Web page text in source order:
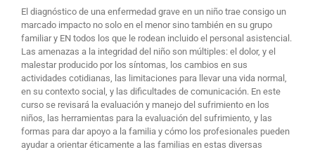
El diagnóstico de una enfermedad grave en un niño trae consigo un
marcado impacto no solo en el menor sino también en su grupo
familiar y EN todos los que le rodean incluido el personal asistencial.
Las amenazas a la integridad del niño son múltiples: el dolor, y el
malestar producido por los síntomas, los cambios en sus
actividades cotidianas, las limitaciones para llevar una vida normal,
en su contexto social, y las dificultades de comunicación. En este
curso se revisará la evaluación y manejo del sufrimiento en los
niños, las herramientas para la evaluación del sufrimiento, y las
formas para dar apoyo a la familia y cómo los profesionales pueden
ayudar a orientar éticamente a las familias en estas diversas